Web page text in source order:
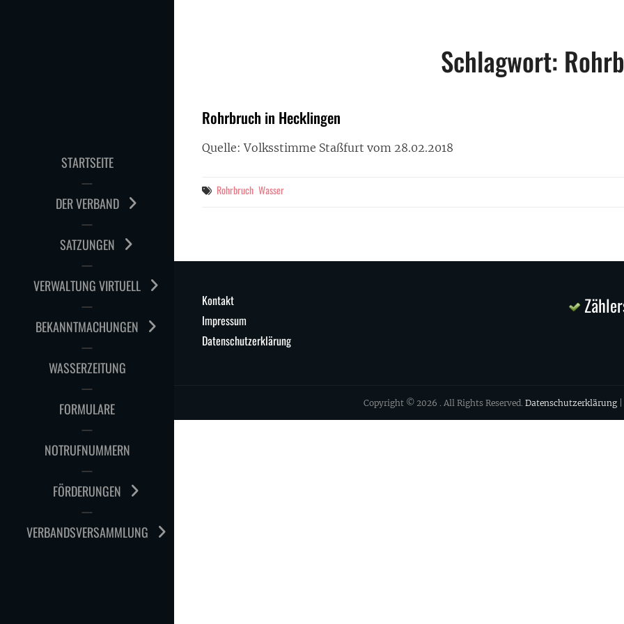
STARTSEITE
DER VERBAND
SATZUNGEN
VERWALTUNG VIRTUELL
BEKANNTMACHUNGEN
WASSERZEITUNG
FORMULARE
NOTRUFNUMMERN
FÖRDERUNGEN
VERBANDSVERSAMMLUNG
Schlagwort:
Rohrbruch in Hecklingen
Quelle: Volksstimme Staßfurt vom 28.02.2018
Tags
Rohrbruch Wasser
Kontakt
Impressum
Datenschutzerklärung
Copyright © 2026 . All Rights Reserved. Datenschutzerklärung|